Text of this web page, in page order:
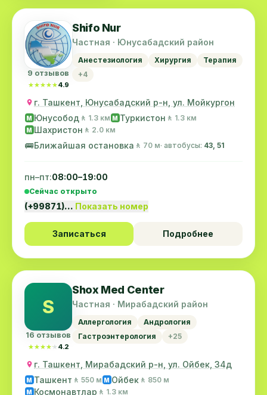
9 отзывов
★★★★★
★★★★★4.9
Shifo Nur
Частная · Юнусабадский район
Анестезиология Хирургия
Терапия
+4
г. Ташкент, Юнусабадский р-н, ул. Мойкургон
M Юнусобод 🚶 1.3 км M Туркистон 🚶 1.3 км
M Шахристон 🚶 2.0 км
🚌Ближайшая остановка 🚶 70 м· автобусы: 43, 51
пн–пт:08:00–19:00
Сейчас открыто
(+99871)… Показать номер
Записаться Подробнее
S
16 отзывов
★★★★★
★★★★★ 4.2
Shox Med Center
Частная · Мирабадский район
Аллергология
Андрология
Гастроэнтерология
+25
г. Ташкент, Мирабадский р-н, ул. Ойбек, 34д
M Ташкент 🚶 550 м M Ойбек 🚶 850 м
M Космонавтлар 🚶 1.3 км